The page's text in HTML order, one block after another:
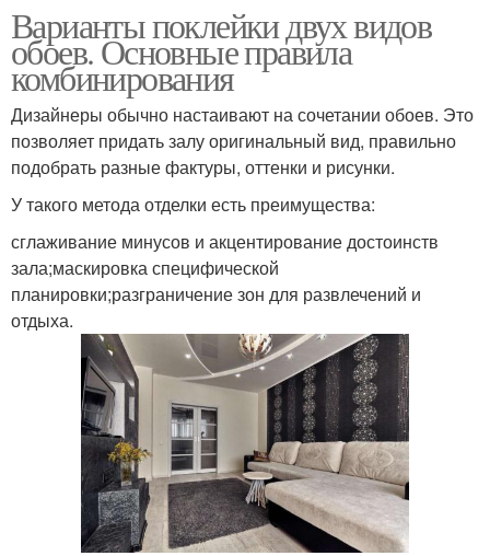
Варианты поклейки двух видов
обоев. Основные правила
комбинирования
Дизайнеры обычно настаивают на сочетании обоев. Это
позволяет придать залу оригинальный вид, правильно
подобрать разные фактуры, оттенки и рисунки.
У такого метода отделки есть преимущества:
сглаживание минусов и акцентирование достоинств
зала;маскировка специфической
планировки;разграничение зон для развлечений и
отдыха.